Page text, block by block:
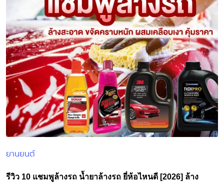
Posted
ยานยนต์
รีวิว 10 แชมพูล้างรถ น้ำยาล้างรถ ยี่ห้อไหนดี [2026] ล้าง